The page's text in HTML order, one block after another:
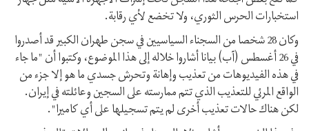
استخبارات الحرس الثوري، ولا تخضع لأي رقابة.
وكان 28 شخصا من السجناء السياسيين في سجن طهران الكبير قد أصدروا
في 26 أغسطس (آب) بيانا أشاروا خلاله إلى هذا الموضوع، وكتبوا أن "ما جاء
في هذه الفيديوهات من تعذيب وإهانة وتحرش جسدي ما هو إلا جزء من
الواقع المرئي للتعذيب الذي تتم ممارسته على السجين وعائلته في إيران.
لكن هناك حالات تعذيب أخرى لم يتم تسجيلها على أي كاميرا".